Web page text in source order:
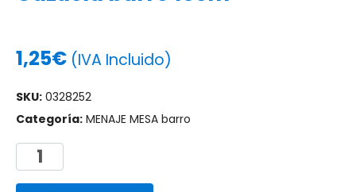
1,25€ (IVA Incluido)
SKU: 0328252
Categoría: MENAJE MESA barro